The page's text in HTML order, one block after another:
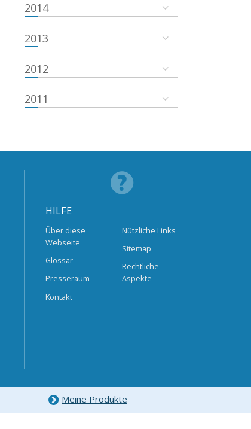
2014
2013
2012
2011
HILFE
Über diese
Webseite
Glossar
Presseraum
Kontakt
Nützliche Links
Sitemap
Rechtliche
Aspekte
Meine Produkte